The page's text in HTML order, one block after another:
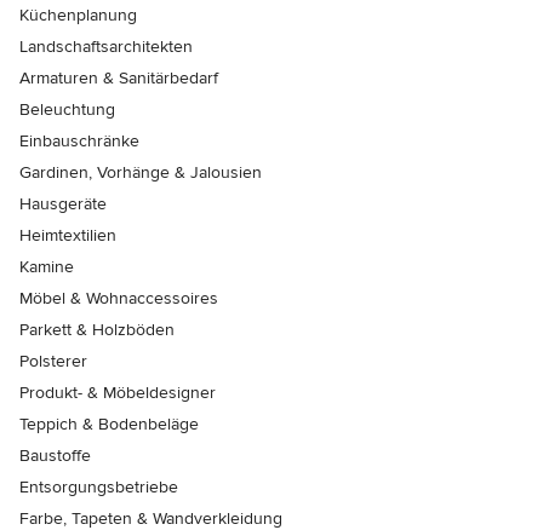
Küchenplanung
Landschaftsarchitekten
Armaturen & Sanitärbedarf
Beleuchtung
Einbauschränke
Gardinen, Vorhänge & Jalousien
Hausgeräte
Heimtextilien
Kamine
Möbel & Wohnaccessoires
Parkett & Holzböden
Polsterer
Produkt- & Möbeldesigner
Teppich & Bodenbeläge
Baustoffe
Entsorgungsbetriebe
Farbe, Tapeten & Wandverkleidung